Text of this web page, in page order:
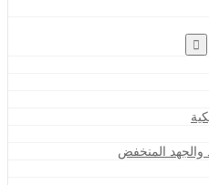
والجهد المنخفض